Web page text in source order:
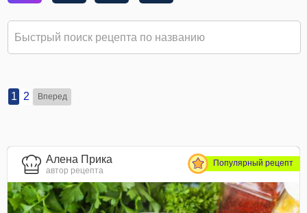
1 2 Вперед
Алена Прика
автор рецепта
Популярный рецепт